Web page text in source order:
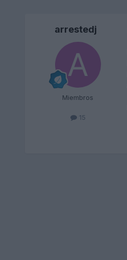
arrestedj
Miembros
15